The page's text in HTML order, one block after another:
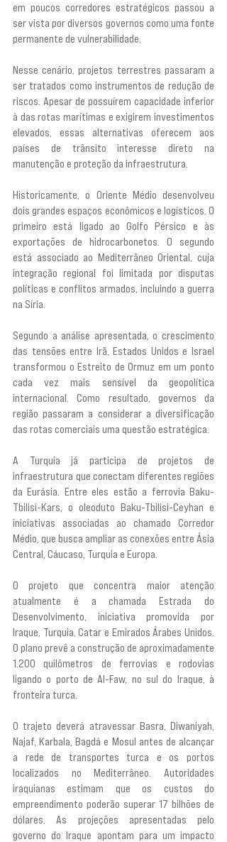
em poucos corredores estratégicos passou a
ser vista por diversos governos como uma fonte
permanente de vulnerabilidade.
Nesse cenário, projetos terrestres passaram a
ser tratados como instrumentos de redução de
riscos. Apesar de possuírem capacidade inferior
à das rotas marítimas e exigirem investimentos
elevados, essas alternativas oferecem aos
países de trânsito interesse direto na
manutenção e proteção da infraestrutura.
Historicamente, o Oriente Médio desenvolveu
dois grandes espaços econômicos e logísticos. O
primeiro está ligado ao Golfo Pérsico e às
exportações de hidrocarbonetos. O segundo
está associado ao Mediterrâneo Oriental, cuja
integração regional foi limitada por disputas
políticas e conflitos armados, incluindo a guerra
na Síria.
Segundo a análise apresentada, o crescimento
das tensões entre Irã, Estados Unidos e Israel
transformou o Estreito de Ormuz em um ponto
cada vez mais sensível da geopolítica
internacional. Como resultado, governos da
região passaram a considerar a diversificação
das rotas comerciais uma questão estratégica.
A Turquia já participa de projetos de
infraestrutura que conectam diferentes regiões
da Eurásia. Entre eles estão a ferrovia Baku-
Tbilisi-Kars, o oleoduto Baku-Tbilisi-Ceyhan e
iniciativas associadas ao chamado Corredor
Médio, que busca ampliar as conexões entre Ásia
Central, Cáucaso, Turquia e Europa.
O projeto que concentra maior atenção
atualmente é a chamada Estrada do
Desenvolvimento, iniciativa promovida por
Iraque, Turquia, Catar e Emirados Árabes Unidos.
O plano prevê a construção de aproximadamente
1.200 quilômetros de ferrovias e rodovias
ligando o porto de Al-Faw, no sul do Iraque, à
fronteira turca.
O trajeto deverá atravessar Basra, Diwaniyah,
Najaf, Karbala, Bagdá e Mosul antes de alcançar
a rede de transportes turca e os portos
localizados no Mediterrâneo. Autoridades
iraquianas estimam que os custos do
empreendimento poderão superar 17 bilhões de
dólares. As projeções apresentadas pelo
governo do Iraque apontam para um impacto